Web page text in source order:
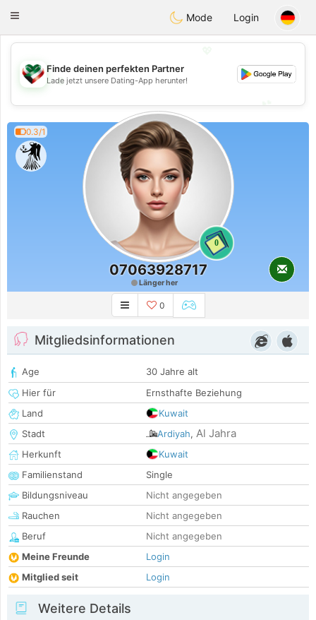
KuwaitChat
Toggle
Mode Login
💖
💕
Finde deinen perfekten Partner
Lade jetzt unsere Dating-App herunter!
0.3/1
0
07063928717
Länger her
0
Mitgliedsinformationen
Age
30 Jahre alt
Hier für
Ernsthafte Beziehung
Land
Kuwait
Stadt
Ardiyah, Al Jahra
Herkunft
Kuwait
Familienstand
Single
Bildungsniveau
Nicht angegeben
Rauchen
Nicht angegeben
Beruf
Nicht angegeben
Meine Freunde
Login
Mitglied seit
Login
Weitere Details